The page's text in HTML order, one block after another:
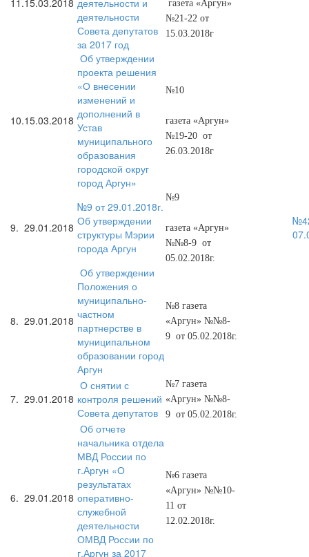
11.15.03.2018 деятельности и
деятельности
Совета депутатов
за 2017 год
газета «Аргун»
№21-22 от
15.03.2018г
10.15.03.2018
Об утверждении
проекта решения
«О внесении
изменений и
дополнений в
Устав
муниципального
образования
городской округ
город Аргун»
№10
газета «Аргун»
№19-20 от
26.03.2018г
9. 29.01.2018
№9 от 29.01.2018г.
Об утверждении
структуры Мэрии
города Аргун
№9
газета «Аргун»
№№8-9 от
05.02.2018г.
8. 29.01.2018
Об утверждении
Положения о
муниципально-
частном
партнерстве в
муниципальном
образовании город
Аргун
№8 газета
«Аргун» №№8-
9 от 05.02.2018г.
7. 29.01.2018
О снятии с
контроля решений
Совета депутатов
№7 газета
«Аргун» №№8-
9 от 05.02.2018г.
6. 29.01.2018
Об отчете
начальника отдела
МВД России по
г.Аргун «О
результатах
оперативно-
служебной
деятельности
ОМВД России по
г.Аргун за 2017
№6 газета
«Аргун» №№10-
11 от
12.02.2018г.